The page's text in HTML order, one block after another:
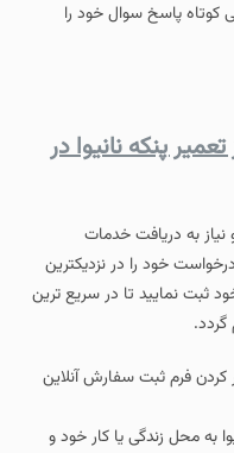
کوتاه پاسخ سوال خود را
پنکه نانیوا در
به دریافت خدمات
خود را در نزدیکترین
ثبت نمایید تا در سریع ترین
گردد.
فرم ثبت سفارش آنلاین
به محل زندگی یا کار خود و